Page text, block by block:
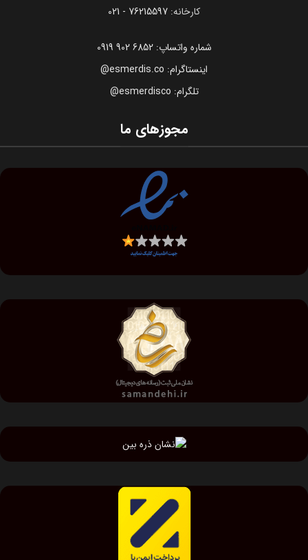
کارخانه: 76215597 - 021
شماره واتساپ: 6852 902 0919
اینستاگرام: esmerdis.co@
تلگرام: esmerdisco@
مجوزهای ما